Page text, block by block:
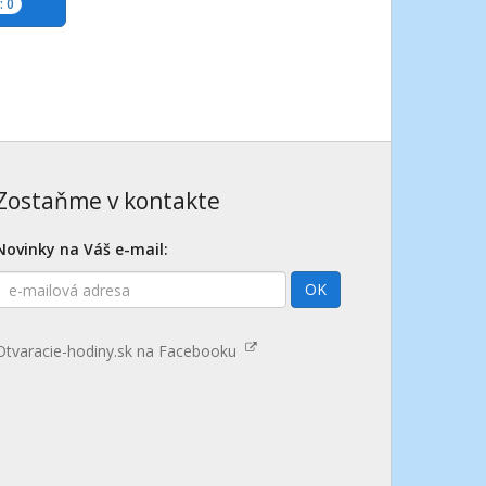
0
v kontakte
na Váš e-mail:
OK
hodiny.sk na Facebooku